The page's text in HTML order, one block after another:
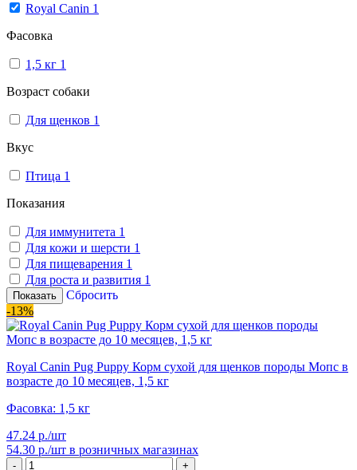
Royal Canin 1
Фасовка
1,5 кг 1
Возраст собаки
Для щенков 1
Вкус
Птица 1
Показания
Для иммунитета 1
Для кожи и шерсти 1
Для пищеварения 1
Для роста и развития 1
Показать
Сбросить
-13%
Royal Canin Pug Puppy Корм сухой для щенков породы Мопс в
возрасте до 10 месяцев, 1,5 кг
Фасовка: 1,5 кг
47.24 р./шт
54.30 р./шт в розничных магазинах
-
+